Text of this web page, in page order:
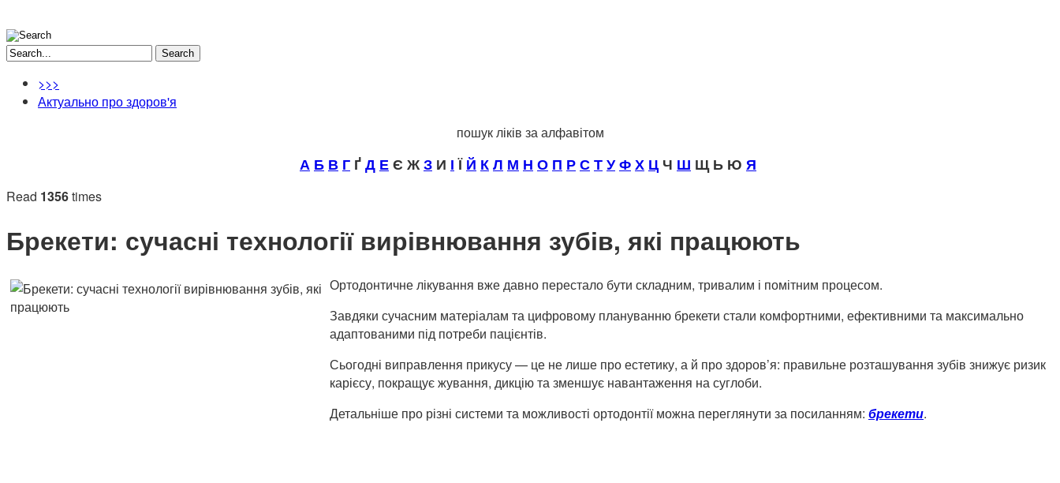
Search
>>>
Актуально про здоров'я
пошук ліків за алфавітом
А Б В Г ҐД ЕЄ ЖЗ И ІЇЙ КЛ М Н О П РСТУФХ Ц Ч Ш Щ Ь Ю Я
Read 1356times
Брекети: сучасні технології вирівнювання зубів, які працюють
Ортодонтичне лікування вже давно перестало бути складним, тривалим і помітним процесом.
Завдяки сучасним матеріалам та цифровому плануванню брекети стали комфортними, ефективними та максимально
адаптованими під потреби пацієнтів.
Сьогодні виправлення прикусу — це не лише про естетику, а й про здоров’я: правильне розташування зубів знижує ризик
карієсу, покращує жування, дикцію та зменшує навантаження на суглоби.
Детальніше про різні системи та можливості ортодонтії можна переглянути за посиланням: брекети.